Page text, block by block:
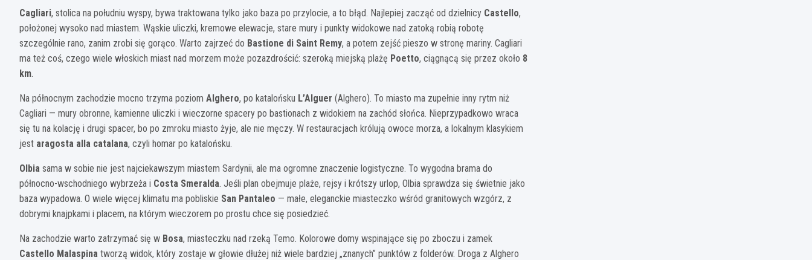
Cagliari, stolica na południu wyspy, bywa traktowana tylko jako baza po przylocie, a to błąd. Najlepiej zacząć od dzielnicy Castello,
położonej wysoko nad miastem. Wąskie uliczki, kremowe elewacje, stare mury i punkty widokowe nad zatoką robią robotę
szczególnie rano, zanim zrobi się gorąco. Warto zajrzeć do Bastione di Saint Remy, a potem zejść pieszo w stronę mariny. Cagliari
ma też coś, czego wiele włoskich miast nad morzem może pozazdrościć: szeroką miejską plażę Poetto, ciągnącą się przez około 8
km.
Na północnym zachodzie mocno trzyma poziom Alghero, po katalońsku L’Alguer (Alghero). To miasto ma zupełnie inny rytm niż
Cagliari — mury obronne, kamienne uliczki i wieczorne spacery po bastionach z widokiem na zachód słońca. Nieprzypadkowo wraca
się tu na kolację i drugi spacer, bo po zmroku miasto żyje, ale nie męczy. W restauracjach królują owoce morza, a lokalnym klasykiem
jest aragosta alla catalana, czyli homar po katalońsku.
Olbia sama w sobie nie jest najciekawszym miastem Sardynii, ale ma ogromne znaczenie logistyczne. To wygodna brama do
północno-wschodniego wybrzeża i Costa Smeralda. Jeśli plan obejmuje plaże, rejsy i krótszy urlop, Olbia sprawdza się świetnie jako
baza wypadowa. O wiele więcej klimatu ma pobliskie San Pantaleo — małe, eleganckie miasteczko wśród granitowych wzgórz, z
dobrymi knajpkami i placem, na którym wieczorem po prostu chce się posiedzieć.
Na zachodzie warto zatrzymać się w Bosa, miasteczku nad rzeką Temo. Kolorowe domy wspinające się po zboczu i zamek
Castello Malaspina tworzą widok, który zostaje w głowie dłużej niż wiele bardziej „znanych” punktów z folderów. Droga z Alghero